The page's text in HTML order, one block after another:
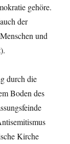
gehöre.
der
und
durch die
Boden des
Kirche